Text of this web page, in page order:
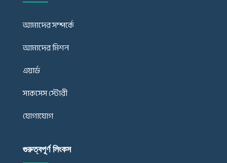
আমাদের সম্পর্কে
আমাদের মিশন
এয়ার্ড
সাকসেস স্টোরী
যোগাযোগ
গুরুত্বপূর্ণ লিংকস